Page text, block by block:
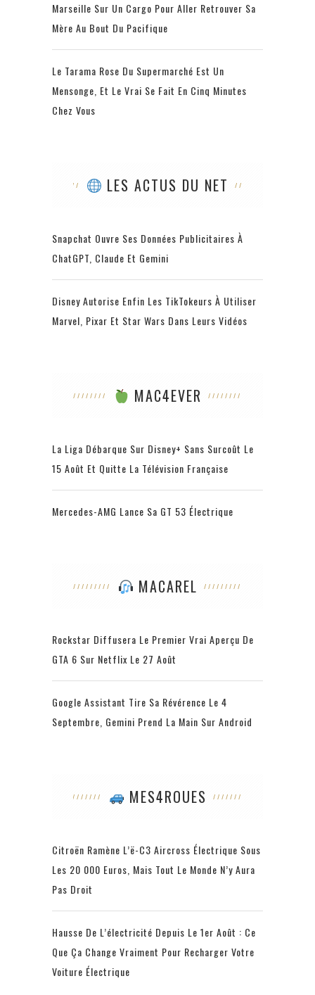
Marseille Sur Un Cargo Pour Aller Retrouver Sa
Mère Au Bout Du Pacifique
Le Tarama Rose Du Supermarché Est Un
Mensonge, Et Le Vrai Se Fait En Cinq Minutes
Chez Vous
LES ACTUS DU NET
Snapchat Ouvre Ses Données Publicitaires À
ChatGPT, Claude Et Gemini
Disney Autorise Enfin Les TikTokeurs À Utiliser
Marvel, Pixar Et Star Wars Dans Leurs Vidéos
MAC4EVER
La Liga Débarque Sur Disney+ Sans Surcoût Le
15 Août Et Quitte La Télévision Française
Mercedes-AMG Lance Sa GT 53 Électrique
MACAREL
Rockstar Diffusera Le Premier Vrai Aperçu De
GTA 6 Sur Netflix Le 27 Août
Google Assistant Tire Sa Révérence Le 4
Septembre, Gemini Prend La Main Sur Android
MES4ROUES
Citroën Ramène L’ë-C3 Aircross Électrique Sous
Les 20 000 Euros, Mais Tout Le Monde N’y Aura
Pas Droit
Hausse De L’électricité Depuis Le 1er Août : Ce
Que Ça Change Vraiment Pour Recharger Votre
Voiture Électrique